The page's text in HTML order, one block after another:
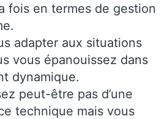
fois en termes de gestion
adapter aux situations
vous épanouissez dans
dynamique.
peut-être pas d’une
technique mais vous